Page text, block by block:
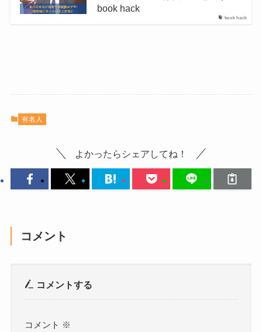
book hack
book hack
有名人
よかったらシェアしてね！
コメント
コメントする
コメント ※